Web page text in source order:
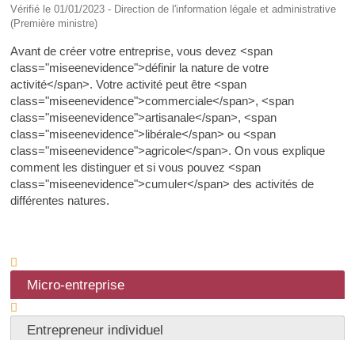
Vérifié le 01/01/2023 - Direction de l'information légale et administrative
(Première ministre)
Avant de créer votre entreprise, vous devez <span
class="miseenevidence">définir la nature de votre
activité</span>. Votre activité peut être <span
class="miseenevidence">commerciale</span>, <span
class="miseenevidence">artisanale</span>, <span
class="miseenevidence">libérale</span> ou <span
class="miseenevidence">agricole</span>. On vous explique
comment les distinguer et si vous pouvez <span
class="miseenevidence">cumuler</span> des activités de
différentes natures.
Micro-entreprise
Entrepreneur individuel